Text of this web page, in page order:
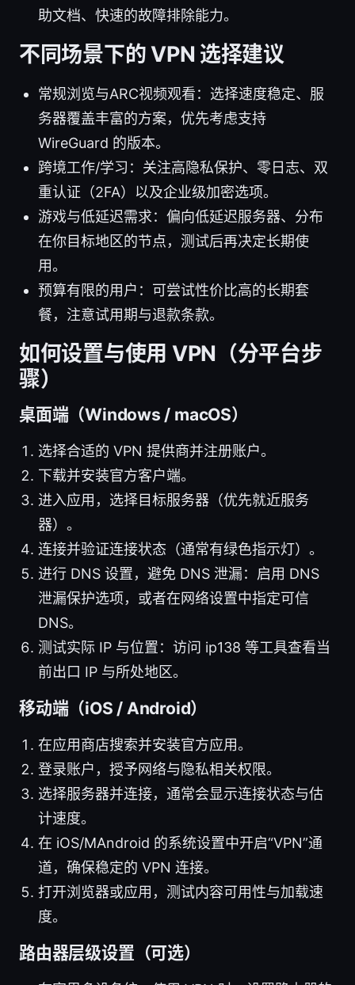
助文档、快速的故障排除能力。
不同场景下的 VPN 选择建议
常规浏览与ARC视频观看：选择速度稳定、服
务器覆盖丰富的方案，优先考虑支持
WireGuard 的版本。
跨境工作/学习：关注高隐私保护、零日志、双
重认证（2FA）以及企业级加密选项。
游戏与低延迟需求：偏向低延迟服务器、分布
在你目标地区的节点，测试后再决定长期使
用。
预算有限的用户：可尝试性价比高的长期套
餐，注意试用期与退款条款。
如何设置与使用 VPN（分平台步
骤）
桌面端（Windows / macOS）
选择合适的 VPN 提供商并注册账户。
下载并安装官方客户端。
进入应用，选择目标服务器（优先就近服务
器）。
连接并验证连接状态（通常有绿色指示灯）。
进行 DNS 设置，避免 DNS 泄漏：启用 DNS
泄漏保护选项，或者在网络设置中指定可信
DNS。
测试实际 IP 与位置：访问 ip138 等工具查看当
前出口 IP 与所处地区。
移动端（iOS / Android）
在应用商店搜索并安装官方应用。
登录账户，授予网络与隐私相关权限。
选择服务器并连接，通常会显示连接状态与估
计速度。
在 iOS/MAndroid 的系统设置中开启“VPN”通
道，确保稳定的 VPN 连接。
打开浏览器或应用，测试内容可用性与加载速
度。
路由器层级设置（可选）